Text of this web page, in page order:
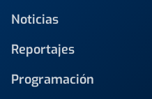
Noticias
Reportajes
Programación